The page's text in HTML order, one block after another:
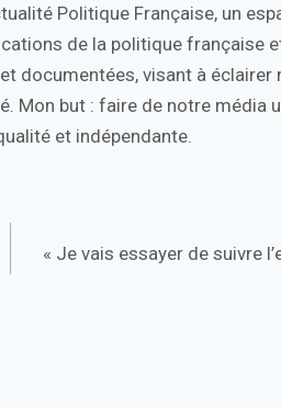
Politique Française, un
de la politique française
documentées, visant à éclairer
Mon but : faire de notre média
et indépendante.
« Je vais essayer de suivre